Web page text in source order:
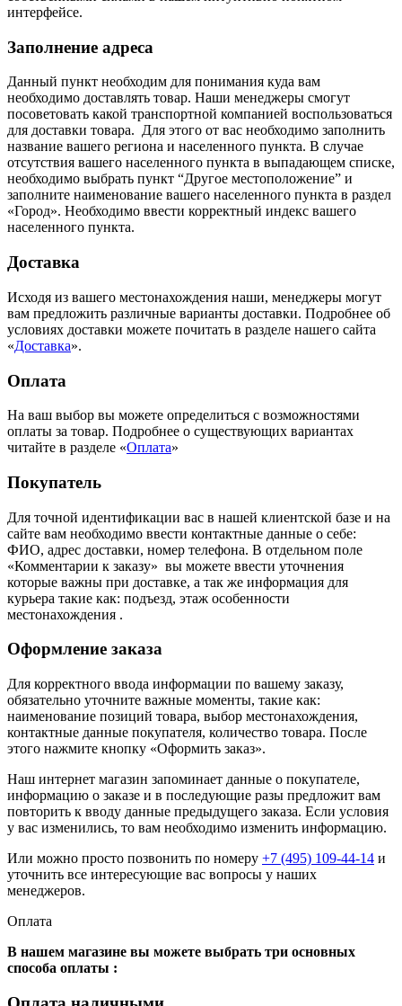
интерфейсе.
Заполнение адреса
Данный пункт необходим для понимания куда вам
необходимо доставлять товар. Наши менеджеры смогут
посоветовать какой транспортной компанией воспользоваться
для доставки товара. Для этого от вас необходимо заполнить
название вашего региона и населенного пункта. В случае
отсутствия вашего населенного пункта в выпадающем списке,
необходимо выбрать пункт “Другое местоположение” и
заполните наименование вашего населенного пункта в раздел
«Город». Необходимо ввести корректный индекс вашего
населенного пункта.
Доставка
Исходя из вашего местонахождения наши, менеджеры могут
вам предложить различные варианты доставки. Подробнее об
условиях доставки можете почитать в разделе нашего сайта
«Доставка».
Оплата
На ваш выбор вы можете определиться с возможностями
оплаты за товар. Подробнее о существующих вариантах
читайте в разделе «Оплата»
Покупатель
Для точной идентификации вас в нашей клиентской базе и на
сайте вам необходимо ввести контактные данные о себе:
ФИО, адрес доставки, номер телефона. В отдельном поле
«Комментарии к заказу» вы можете ввести уточнения
которые важны при доставке, а так же информация для
курьера такие как: подъезд, этаж особенности
местонахождения .
Оформление заказа
Для корректного ввода информации по вашему заказу,
обязательно уточните важные моменты, такие как:
наименование позиций товара, выбор местонахождения,
контактные данные покупателя, количество товара. После
этого нажмите кнопку «Оформить заказ».
Наш интернет магазин запоминает данные о покупателе,
информацию о заказе и в последующие разы предложит вам
повторить к вводу данные предыдущего заказа. Если условия
у вас изменились, то вам необходимо изменить информацию.
Или можно просто позвонить по номеру +7 (495) 109-44-14 и
уточнить все интересующие вас вопросы у наших
менеджеров.
Оплата
В нашем магазине вы можете выбрать три основных
способа оплаты :